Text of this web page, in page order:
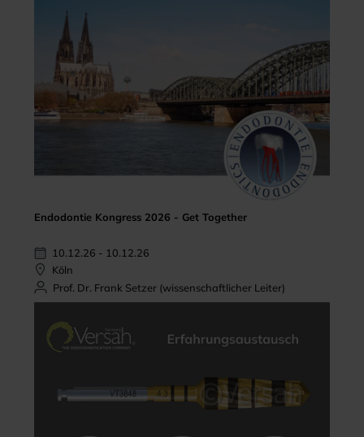
Endodontie Kongress 2026 - Get Together
10.12.26 - 10.12.26
Köln
Prof. Dr. Frank Setzer (wissenschaftlicher Leiter)